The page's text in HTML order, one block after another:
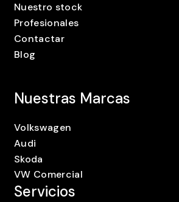
Nuestro stock
Profesionales
Contactar
Blog
Nuestras Marcas
Volkswagen
Audi
Skoda
VW Comercial
Servicios